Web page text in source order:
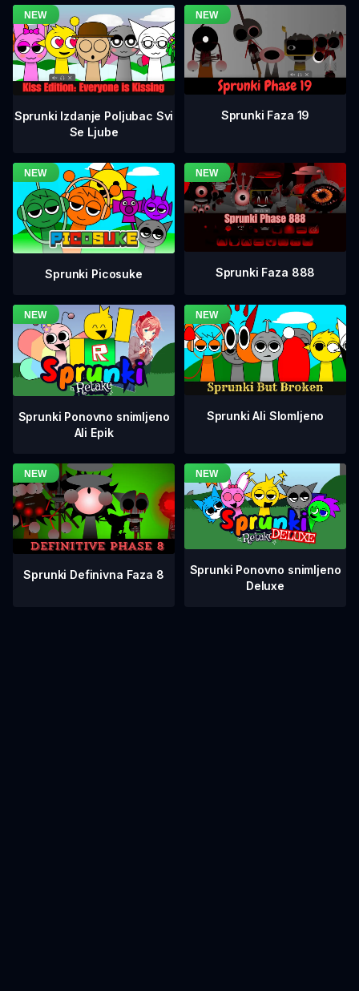
Sprunki Izdanje Poljubac Svi
Se Ljube
Sprunki Faza 19
Sprunki Picosuke Sprunki Faza 888
Sprunki Ponovno snimljeno
Ali Epik
Sprunki Ali Slomljeno
Sprunki Definivna Faza 8
Sprunki Ponovno snimljeno
Deluxe